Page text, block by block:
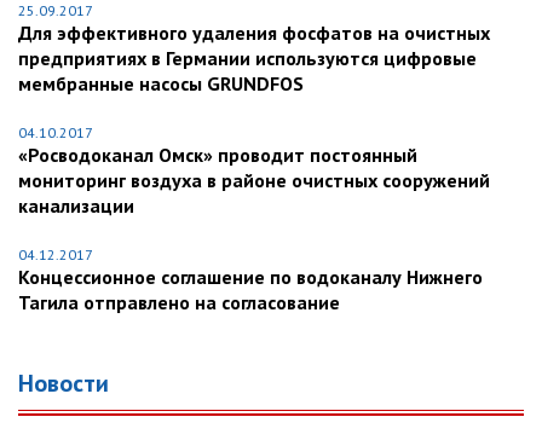
25.09.2017
Для эффективного удаления фосфатов на очистных
предприятиях в Германии используются цифровые
мембранные насосы GRUNDFOS
04.10.2017
«Росводоканал Омск» проводит постоянный
мониторинг воздуха в районе очистных сооружений
канализации
04.12.2017
Концессионное соглашение по водоканалу Нижнего
Тагила отправлено на согласование
Новости